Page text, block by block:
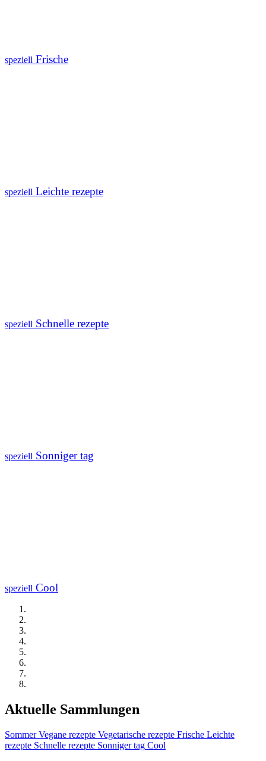
speziell Frische
speziell Leichte rezepte
speziell Schnelle rezepte
speziell Sonniger tag
speziell Cool
Aktuelle Sammlungen
Sommer Vegane rezepte Vegetarische rezepte Frische Leichte
rezepte Schnelle rezepte Sonniger tag Cool